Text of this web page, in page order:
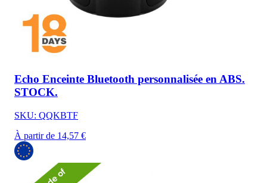
Echo Enceinte Bluetooth personnalisée en ABS.
STOCK.
SKU: QQKBTF
À partir de 14,57 €